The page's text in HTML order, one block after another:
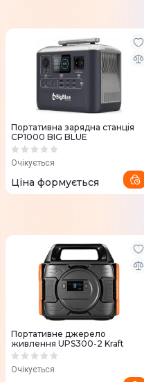
Портативна зарядна станція
CP1000 BIG BLUE
Очікується
Ціна формується
Портативне джерело
живлення UPS300-2 Kraft
Очікується